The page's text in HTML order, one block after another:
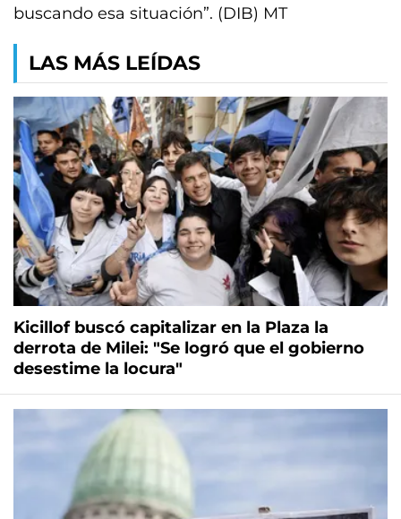
buscando esa situación”. (DIB) MT
LAS MÁS LEÍDAS
Kicillof buscó capitalizar en la Plaza la
derrota de Milei: "Se logró que el gobierno
desestime la locura"